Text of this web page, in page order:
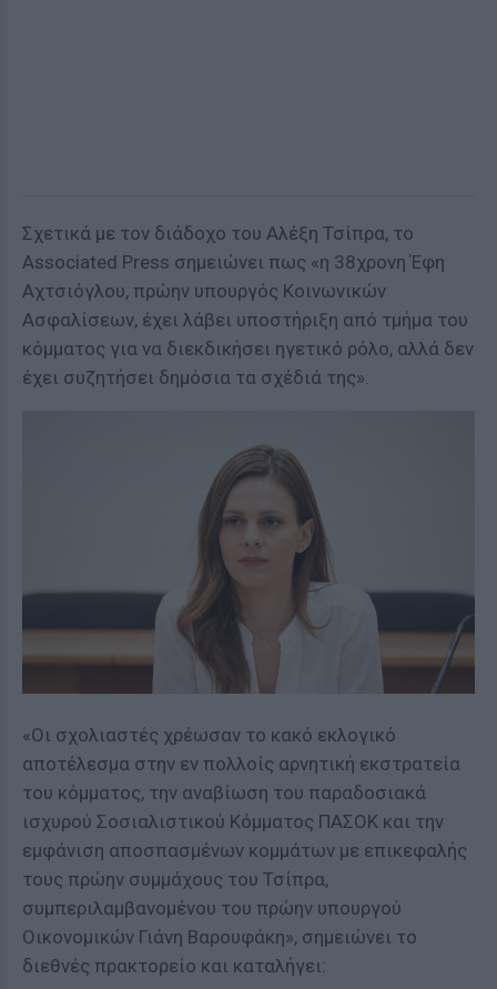
Σχετικά με τον διάδοχο του Αλέξη Τσίπρα, το
Associated Press σημειώνει πως «η 38χρονη Έφη
Αχτσιόγλου, πρώην υπουργός Κοινωνικών
Ασφαλίσεων, έχει λάβει υποστήριξη από τμήμα του
κόμματος για να διεκδικήσει ηγετικό ρόλο, αλλά δεν
έχει συζητήσει δημόσια τα σχέδιά της».
«Οι σχολιαστές χρέωσαν το κακό εκλογικό
αποτέλεσμα στην εν πολλοίς αρνητική εκστρατεία
του κόμματος, την αναβίωση του παραδοσιακά
ισχυρού Σοσιαλιστικού Κόμματος ΠΑΣΟΚ και την
εμφάνιση αποσπασμένων κομμάτων με επικεφαλής
τους πρώην συμμάχους του Τσίπρα,
συμπεριλαμβανομένου του πρώην υπουργού
Οικονομικών Γιάνη Βαρουφάκη», σημειώνει το
διεθνές πρακτορείο και καταλήγει: